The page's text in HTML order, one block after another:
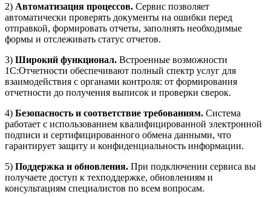
2) Автоматизация процессов. Сервис позволяет
автоматически проверять документы на ошибки перед
отправкой, формировать отчеты, заполнять необходимые
формы и отслеживать статус отчетов.
3) Широкий функционал. Встроенные возможности
1С:Отчетности обеспечивают полный спектр услуг для
взаимодействия с органами контроля: от формирования
отчетности до получения выписок и проверки сверок.
4) Безопасность и соответствие требованиям. Система
работает с использованием квалифицированной электронной
подписи и сертифицированного обмена данными, что
гарантирует защиту и конфиденциальность информации.
5) Поддержка и обновления. При подключении сервиса вы
получаете доступ к техподдержке, обновлениям и
консультациям специалистов по всем вопросам.